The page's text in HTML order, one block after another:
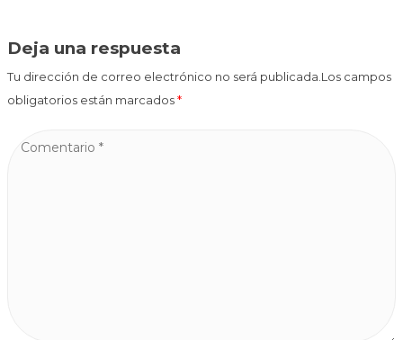
Deja una respuesta
Tu dirección de correo electrónico no será publicada.Los campos
obligatorios están marcados*